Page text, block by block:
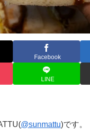
Facebook
LINE
@sunmattu)です。